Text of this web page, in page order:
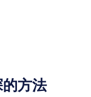
方法